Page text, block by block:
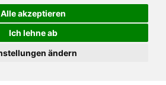
Alle akzeptieren
Ich lehne ab
ändern